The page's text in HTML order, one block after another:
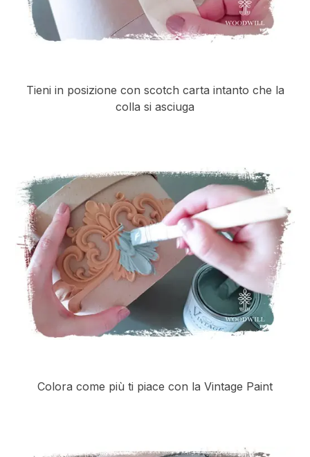
Tieni in posizione con scotch carta intanto che la
colla si asciuga
Colora come più ti piace con la Vintage Paint